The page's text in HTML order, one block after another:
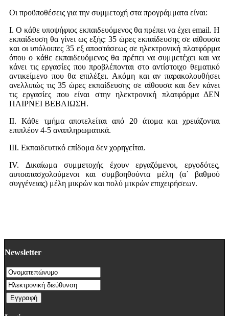
Οι προϋποθέσεις για την συμμετοχή στα προγράμματα είναι:
I. Ο κάθε υποψήφιος εκπαιδευόμενος θα πρέπει να έχει email. Η
εκπαίδευση θα γίνει ως εξής: 35 ώρες εκπαίδευσης σε αίθουσα
και οι υπόλοιπες 35 εξ αποστάσεως σε ηλεκτρονική πλατφόρμα
όπου ο κάθε εκπαιδευόμενος θα πρέπει να συμμετέχει και να
κάνει τις εργασίες που προβλέπονται στο αντίστοιχο θεματικό
αντικείμενο που θα επιλέξει. Ακόμη και αν παρακολουθήσει
ανελλιπώς τις 35 ώρες εκπαίδευσης σε αίθουσα και δεν κάνει
τις εργασίες που είναι στην ηλεκτρονική πλατφόρμα ΔΕΝ
ΠΑΙΡΝΕΙ ΒΕΒΑΙΩΣΗ.
II. Κάθε τμήμα αποτελείται από 20 άτομα και χρειάζονται
επιπλέον 4-5 αναπληρωματικά.
III. Εκπαιδευτικό επίδομα δεν χορηγείται.
IV. Δικαίωμα συμμετοχής έχουν εργαζόμενοι, εργοδότες,
αυτοαπασχολούμενοι και συμβοηθούντα μέλη (α΄ βαθμού
συγγένειας) μέλη μικρών και πολύ μικρών επιχειρήσεων.
Newsletter